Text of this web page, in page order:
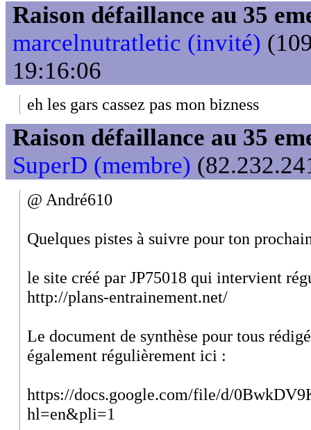
Raison défaillance au 35
marcelnutratletic (invité)
19:16:06
eh les gars cassez pas mon bizness
Raison défaillance au 35
SuperD (membre)
@ André610
Quelques pistes à suivre pour ton
le site créé par JP75018 qui intervient
http://plans-entrainement.net/
Le document de synthèse pour tous
également régulièrement ici :
https://docs.google.com/file/d/
hl=en&pli=1